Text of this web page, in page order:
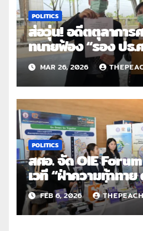
POLITICS
ส่อวุ่น! อดีตตุลาการ
ทนายฟ้อง “รอง ปธ.
รับรองคำพิพากษาเป็
ร่วมประชุมและมีมติ
“บิ๊กต่าย” เหตุเกษีย
MAR 26, 2026
POLITICS
สศอ. จัด OIE
เวที “ฝ่าความท้าทา
ไทย สู่อนาคตยั่งยืน
Beyond
อุตสาหกรรมยุคใหม่
FEB 6, 2026